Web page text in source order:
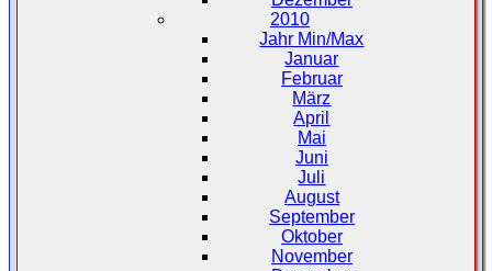
2010
Jahr Min/Max
Januar
Februar
März
April
Mai
Juni
Juli
August
September
Oktober
November